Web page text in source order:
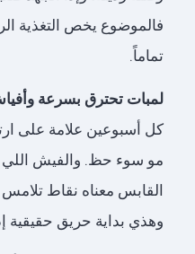
فالموضوع يخص التغذية
تماماً.
لمبات تحترق بسرعة
كل أسبوعين علامة على
مو سوء حظ. والفيش اللي
القابس معناه نقاط
وهذي بداية حريق حقيقية